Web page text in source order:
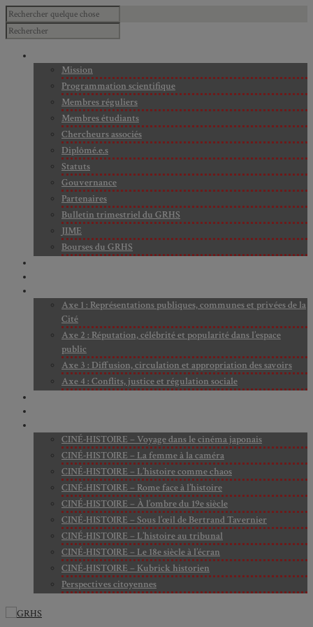
Mission
Programmation scientifique
Membres réguliers
Membres étudiants
Chercheurs associés
Diplômé.e.s
Statuts
Gouvernance
Partenaires
Bulletin trimestriel du GRHS
JIME
Bourses du GRHS
Axe 1 : Représentations publiques, communes et privées de la
Cité
Axe 2 : Réputation, célébrité et popularité dans l’espace
public
Axe 3 : Diffusion, circulation et appropriation des savoirs
Axe 4 : Conflits, justice et régulation sociale
CINÉ-HISTOIRE – Voyage dans le cinéma japonais
CINÉ-HISTOIRE – La femme à la caméra
CINÉ-HISTOIRE – L’histoire comme chaos
CINÉ-HISTOIRE – Rome face à l’histoire
CINÉ-HISTOIRE – À l’ombre du 19e siècle
CINÉ-HISTOIRE – Sous l’œil de Bertrand Tavernier
CINÉ-HISTOIRE – L’histoire au tribunal
CINÉ-HISTOIRE – Le 18e siècle à l’écran
CINÉ-HISTOIRE – Kubrick historien
Perspectives citoyennes